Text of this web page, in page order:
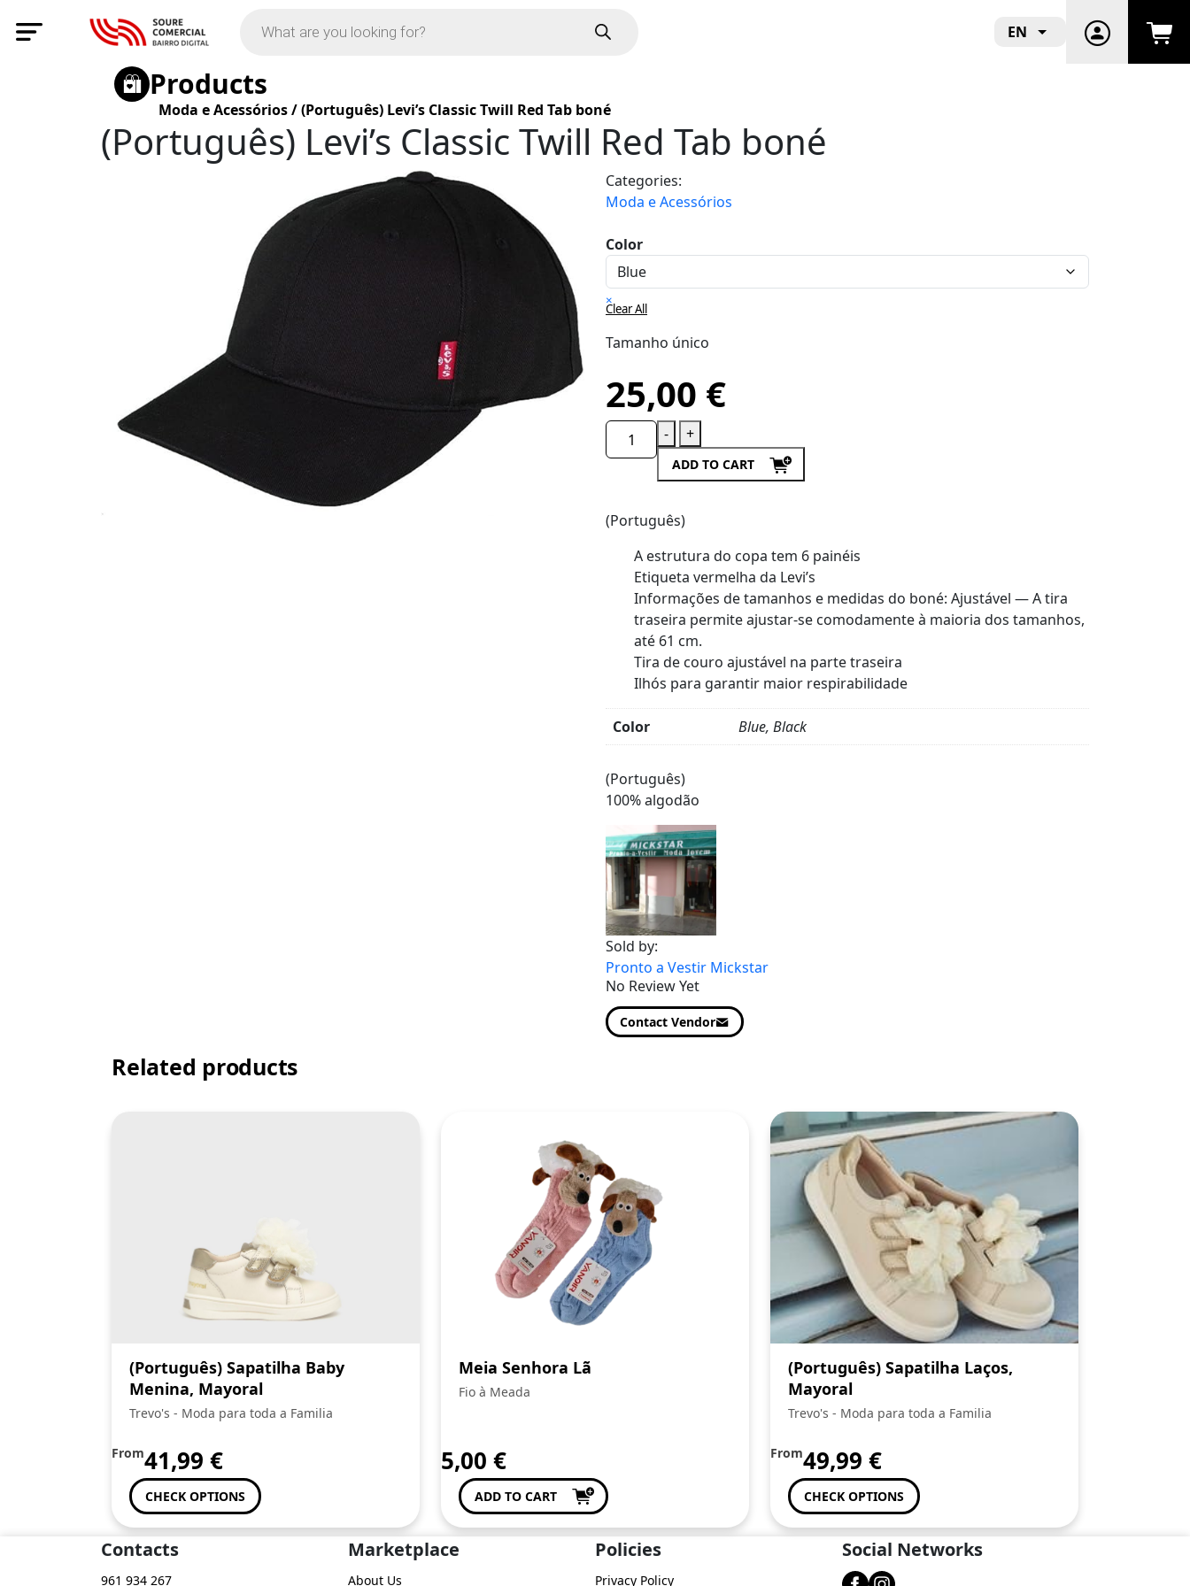
EN
Products
Moda e Acessórios/(Português) Levi’s Classic Twill Red Tab boné
(Português) Levi’s Classic Twill Red Tab boné
Categories:
Moda e Acessórios
Color
×
Clear All
Tamanho único
25,00 €
- +
ADD TO CART
(Português)
A estrutura do copa tem 6 painéis
Etiqueta vermelha da Levi’s
Informações de tamanhos e medidas do boné: Ajustável — A tira
traseira permite ajustar-se comodamente à maioria dos tamanhos,
até 61 cm.
Tira de couro ajustável na parte traseira
Ilhós para garantir maior respirabilidade
Color
Blue, Black
Details
(Português)
100% algodão
Sold by:
Pronto a Vestir Mickstar
No Review Yet
Contact Vendor
Related products
(Português) Sapatilha Baby
Menina, Mayoral
Trevo's - Moda para toda a Familia
From41,99 €
CHECK OPTIONS
Meia Senhora Lã
Fio à Meada
5,00 €
ADD TO CART
(Português) Sapatilha Laços,
Mayoral
Trevo's - Moda para toda a Familia
From49,99 €
CHECK OPTIONS
Contacts
961 934 267
Marketplace
About Us
Policies
Privacy Policy
Social Networks